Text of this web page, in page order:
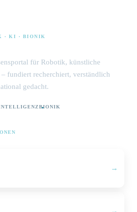
· KI · BIONIK
für Robotik, künstliche
fundiert recherchiert, verständlich
gedacht.
BIONIK